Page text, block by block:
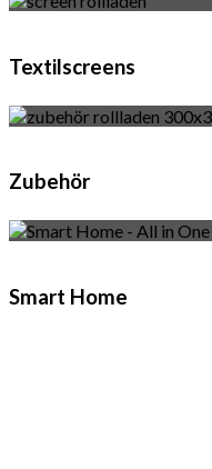
Textilscreens
Zubehör
Smart Home